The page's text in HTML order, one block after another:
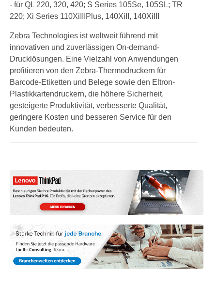
- für QL 220, 320, 420; S Series 105Se, 105SL; TR
220; Xi Series 110XiIIIPlus, 140XiII, 140XiIII
Zebra Technologies ist weltweit führend mit
innovativen und zuverlässigen On-demand-
Drucklösungen. Eine Vielzahl von Anwendungen
profitieren von den Zebra-Thermodruckern für
Barcode-Etiketten und Belege sowie den Eltron-
Plastikkartendruckern, die höhere Sicherheit,
gesteigerte Produktivität, verbesserte Qualität,
geringere Kosten und besseren Service für den
Kunden bedeuten.